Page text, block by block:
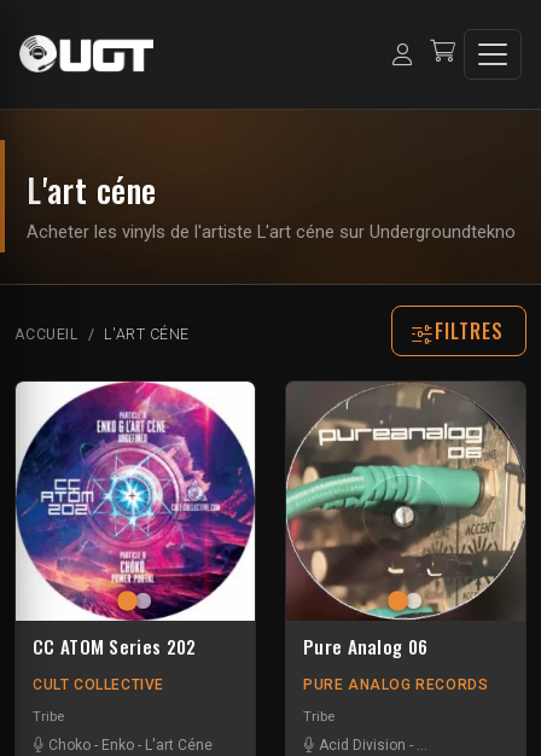
L'art céne
Acheter les vinyls de l'artiste L'art céne sur Undergroundtekno
ACCUEIL L'ART CÉNE FILTRES
CC ATOM Series 202
CULT COLLECTIVE
Tribe
Choko - Enko - L'art Céne
Pure Analog 06
PURE ANALOG RECORDS
Tribe
Acid Division - Dina Rocaille